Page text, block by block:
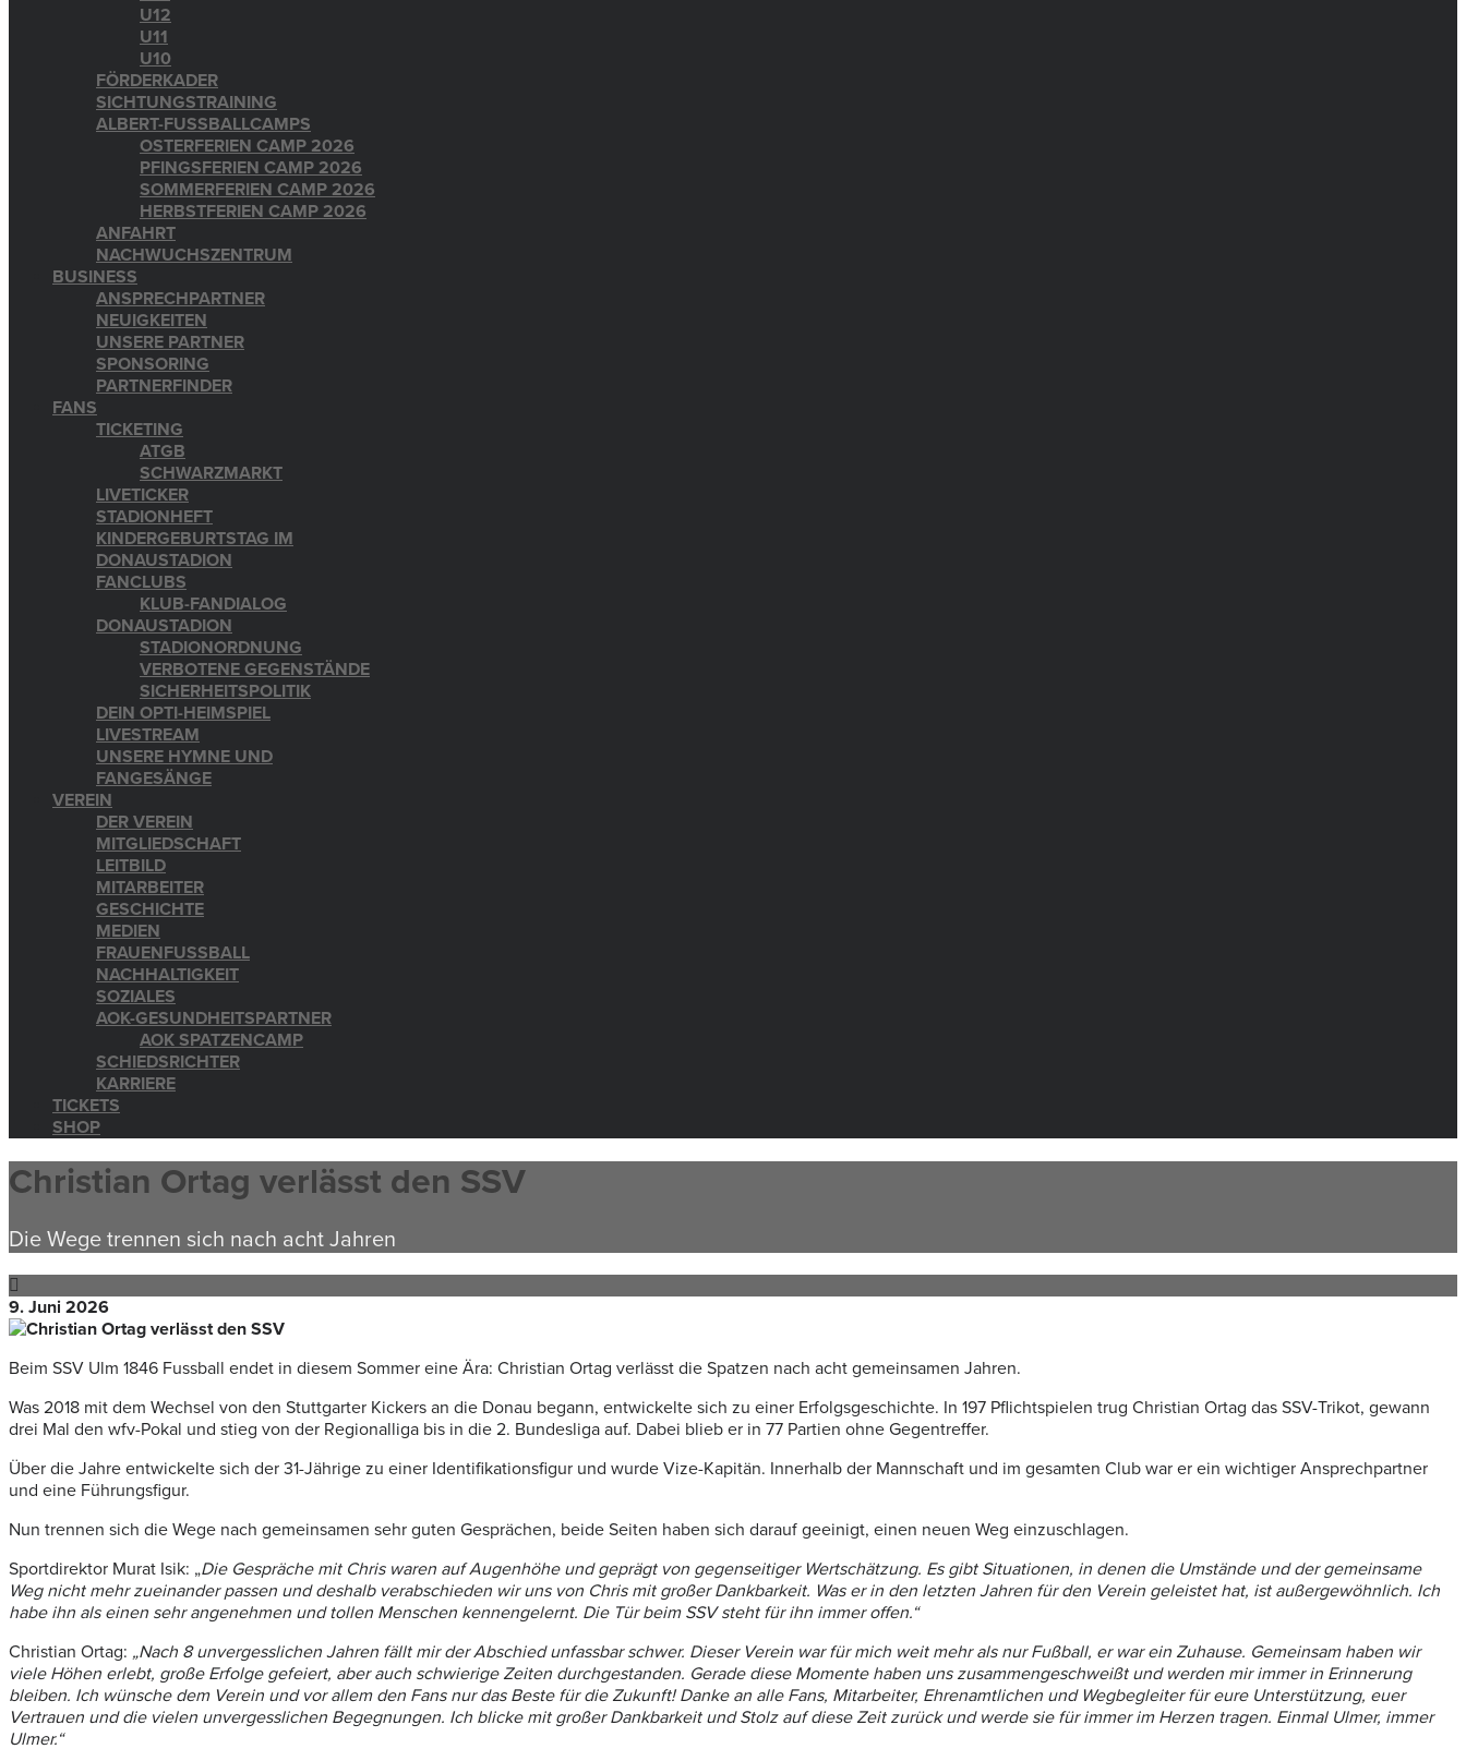
U12
U11
U10
FÖRDERKADER
SICHTUNGSTRAINING
ALBERT-FUSSBALLCAMPS
OSTERFERIEN CAMP 2026
PFINGSFERIEN CAMP 2026
SOMMERFERIEN CAMP 2026
HERBSTFERIEN CAMP 2026
ANFAHRT
NACHWUCHSZENTRUM
BUSINESS
ANSPRECHPARTNER
NEUIGKEITEN
UNSERE PARTNER
SPONSORING
PARTNERFINDER
FANS
TICKETING
ATGB
SCHWARZMARKT
LIVETICKER
STADIONHEFT
KINDERGEBURTSTAG IM
DONAUSTADION
FANCLUBS
KLUB-FANDIALOG
DONAUSTADION
STADIONORDNUNG
VERBOTENE GEGENSTÄNDE
SICHERHEITSPOLITIK
DEIN OPTI-HEIMSPIEL
LIVESTREAM
UNSERE HYMNE UND
FANGESÄNGE
VEREIN
DER VEREIN
MITGLIEDSCHAFT
LEITBILD
MITARBEITER
GESCHICHTE
MEDIEN
FRAUENFUSSBALL
NACHHALTIGKEIT
SOZIALES
AOK-GESUNDHEITSPARTNER
AOK SPATZENCAMP
SCHIEDSRICHTER
KARRIERE
TICKETS
SHOP
Christian Ortag verlässt den SSV
Die Wege trennen sich nach acht Jahren
9. Juni 2026
Beim SSV Ulm 1846 Fussball endet in diesem Sommer eine Ära: Christian Ortag verlässt die Spatzen nach acht gemeinsamen Jahren.
Was 2018 mit dem Wechsel von den Stuttgarter Kickers an die Donau begann, entwickelte sich zu einer Erfolgsgeschichte. In 197 Pflichtspielen trug Christian Ortag das SSV-Trikot, gewann
drei Mal den wfv-Pokal und stieg von der Regionalliga bis in die 2. Bundesliga auf. Dabei blieb er in 77 Partien ohne Gegentreffer.
Über die Jahre entwickelte sich der 31-Jährige zu einer Identifikationsfigur und wurde Vize-Kapitän. Innerhalb der Mannschaft und im gesamten Club war er ein wichtiger Ansprechpartner
und eine Führungsfigur.
Nun trennen sich die Wege nach gemeinsamen sehr guten Gesprächen, beide Seiten haben sich darauf geeinigt, einen neuen Weg einzuschlagen.
Sportdirektor Murat Isik: „Die Gespräche mit Chris waren auf Augenhöhe und geprägt von gegenseitiger Wertschätzung. Es gibt Situationen, in denen die Umstände und der gemeinsame
Weg nicht mehr zueinander passen und deshalb verabschieden wir uns von Chris mit großer Dankbarkeit. Was er in den letzten Jahren für den Verein geleistet hat, ist außergewöhnlich. Ich
habe ihn als einen sehr angenehmen und tollen Menschen kennengelernt. Die Tür beim SSV steht für ihn immer offen.“
Christian Ortag: „Nach 8 unvergesslichen Jahren fällt mir der Abschied unfassbar schwer. Dieser Verein war für mich weit mehr als nur Fußball, er war ein Zuhause. Gemeinsam haben wir
viele Höhen erlebt, große Erfolge gefeiert, aber auch schwierige Zeiten durchgestanden. Gerade diese Momente haben uns zusammengeschweißt und werden mir immer in Erinnerung
bleiben. Ich wünsche dem Verein und vor allem den Fans nur das Beste für die Zukunft! Danke an alle Fans, Mitarbeiter, Ehrenamtlichen und Wegbegleiter für eure Unterstützung, euer
Vertrauen und die vielen unvergesslichen Begegnungen. Ich blicke mit großer Dankbarkeit und Stolz auf diese Zeit zurück und werde sie für immer im Herzen tragen. Einmal Ulmer, immer
Ulmer.“